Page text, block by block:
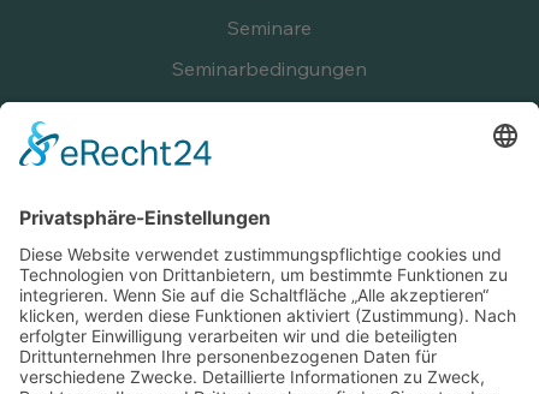
Seminare
Seminarbedingungen
Tarife
Impressum
Datenschutz
Follow
Instagram: